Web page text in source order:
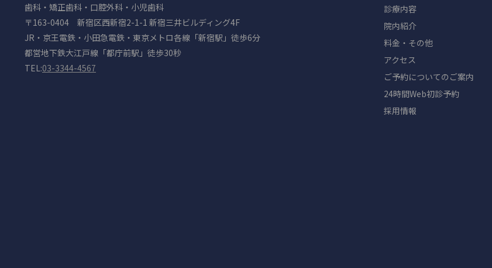
歯科・矯正歯科・口腔外科・小児歯科
〒163-0404 新宿区西新宿2-1-1 新宿三井ビルディング4F
JR・京王電鉄・小田急電鉄・東京メトロ各線「新宿駅」徒歩6分
都営地下鉄大江戸線「都庁前駅」徒歩30秒
TEL:03-3344-4567
診療内容
院内紹介
料金・その他
アクセス
ご予約についてのご案内
24時間Web初診予約
採用情報